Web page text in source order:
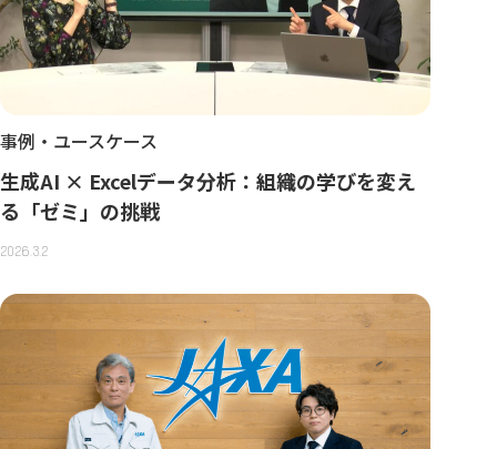
事例・ユースケース
生成AI × Excelデータ分析：組織の学びを変え
る「ゼミ」の挑戦
2026.3.2